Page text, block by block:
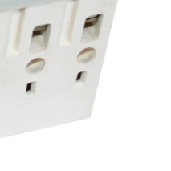
Ширмы
РЗА (шторы)
Штендеры
Щиты
диэлектрические